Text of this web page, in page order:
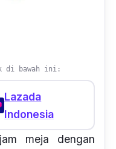
di bawah ini:
Lazada
Indonesia
meja dengan